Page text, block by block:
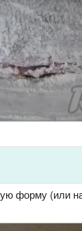
форму (или